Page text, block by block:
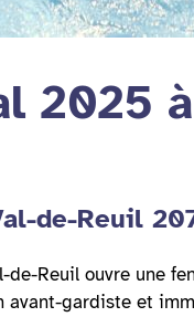
2025
de-Reuil
de-Reuil ouvre une
avant-gardiste et